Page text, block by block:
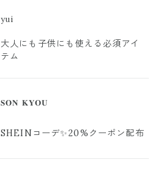
yui
大人にも子供にも使える必須アイ
テム
𝐒𝐎𝐍 𝐊𝐘𝐎𝐔
SHEINコーデ✨20%クーポン配布